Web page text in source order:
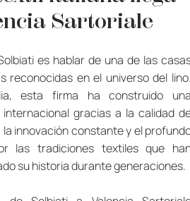
Sartoriale
es hablar de una de las
reconocidas en el universo del lino.
esta firma ha construido una
gracias a la calidad
la innovación constante y el
las tradiciones textiles que
su historia durante generaciones.